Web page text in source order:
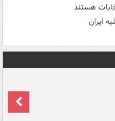
ایران